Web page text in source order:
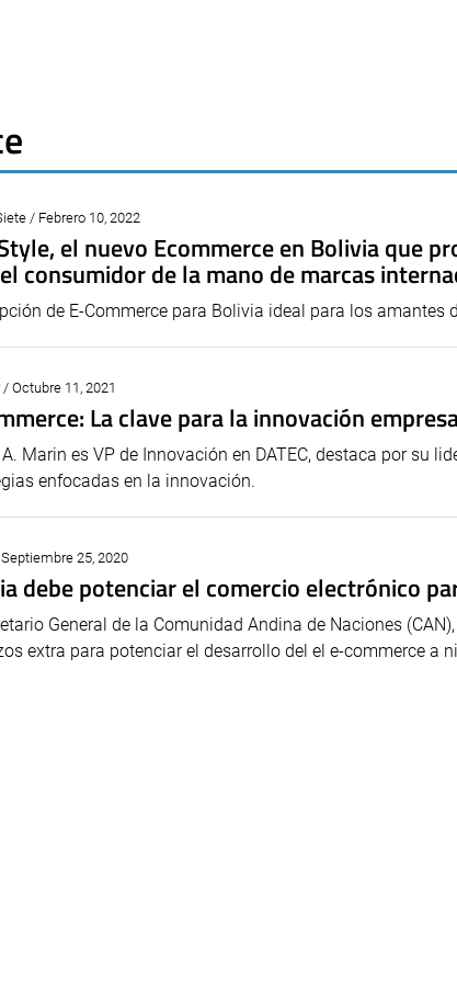
/ Febrero 10, 2022
el nuevo Ecommerce en Bolivia que
consumidor de la mano de marcas
de E-Commerce para Bolivia ideal para los amantes
/ Octubre 11, 2021
La clave para la innovación
Marin es VP de Innovación en DATEC, destaca por su
enfocadas en la innovación.
25, 2020
debe potenciar el comercio electrónico
General de la Comunidad Andina de Naciones
extra para potenciar el desarrollo del el e-commerce a